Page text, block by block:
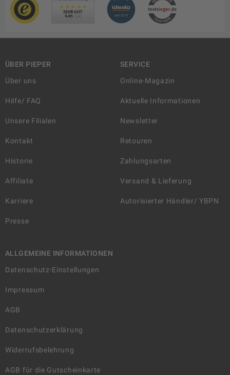
ÜBER PIEPER
Über uns
Hilfe/ FAQ
Unsere Filialen
Kontakt
Historie
Affiliate
Karriere
Presse
SERVICE
Online-Magazin
Aktuelle Informationen
Newsletter
Retouren
Zahlungsarten
Versand & Lieferung
Autorisierter Händler/ YBPN
ALLGEMEINE INFORMATIONEN
Datenschutz-Einstellungen
Impressum
AGB
Datenschutzerklärung
Widerrufsbelehrung
AGB für die Gutscheinkarte